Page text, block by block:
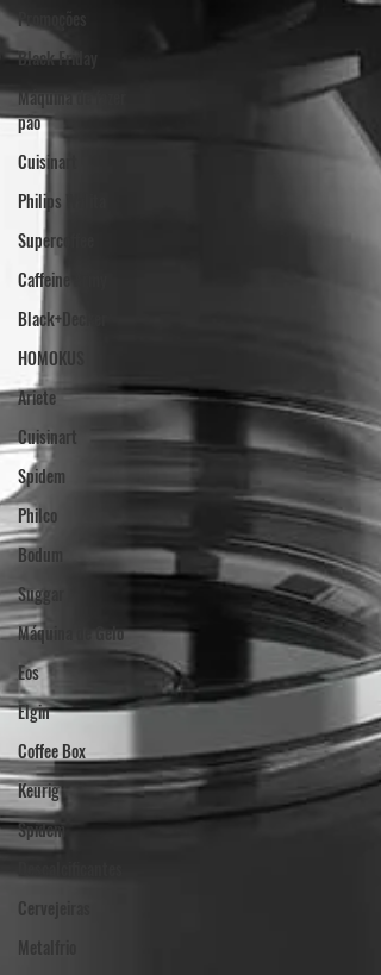
Promoções
Black Friday
Máquina de fazer
pão
Cuisinart
Philips Walita
Supercoffee
Caffeine Army
Black+Decker
HOMOKUS
Ariete
Cuisinart
Spidem
Philco
Bodum
Suggar
Máquina de Gelo
Eos
Elgin
Coffee Box
Keurig
Spidem
Cervejeiras
Metalfrio